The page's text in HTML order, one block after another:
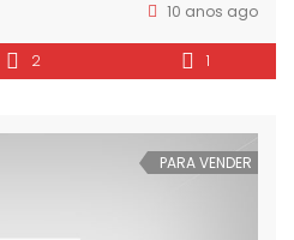
10 anos ago
2 1
PARA VENDER